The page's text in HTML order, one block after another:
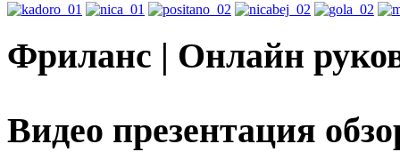
Фриланс | Онлайн
Видео презентация